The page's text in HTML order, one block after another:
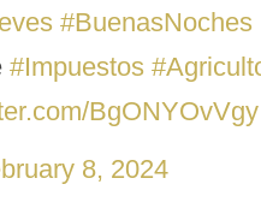
#BuenasNoches
#Impuestos
BgONYOvVgy
8, 2024